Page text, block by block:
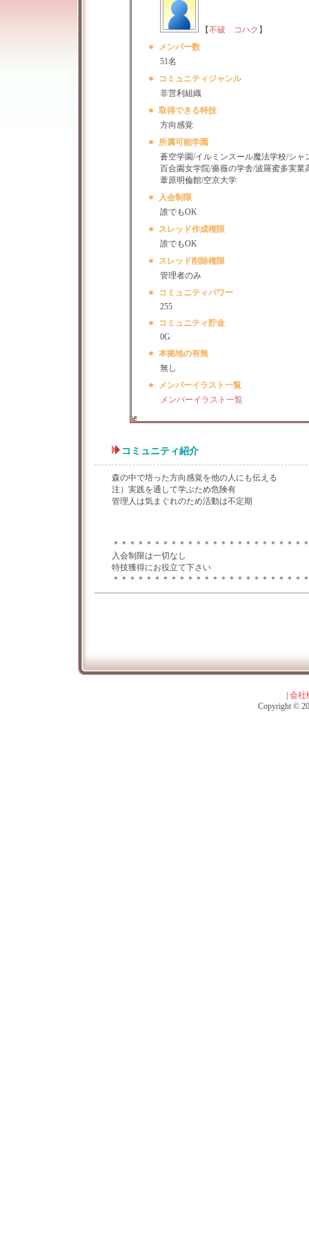
【不破 コハク 】
メンバー数
51名
コミュニティジャンル
非営利組織
取得できる特技
方向感覚
所属可能学園
蒼空学園/イルミンスール魔法学校/シャ
百合園女学院/薔薇の学舎/波羅蜜多実業
葦原明倫館/空京大学
入会制限
誰でもOK
スレッド作成権限
誰でもOK
スレッド削除権限
管理者のみ
コミュニティパワー
255
コミュニティ貯金
0G
本拠地の有無
無し
メンバーイラスト一覧
メンバーイラスト一覧
コミュニティ紹介
森の中で培った方向感覚を他の人にも伝える
注）実践を通して学ぶため危険有
管理人は気まぐれのため活動は不定期
＊＊＊＊＊＊＊＊＊＊＊＊＊＊＊＊＊＊＊＊＊＊＊
入会制限は一切なし
特技獲得にお役立て下さい
＊＊＊＊＊＊＊＊＊＊＊＊＊＊＊＊＊＊＊＊＊＊＊
会社
Copyright ©